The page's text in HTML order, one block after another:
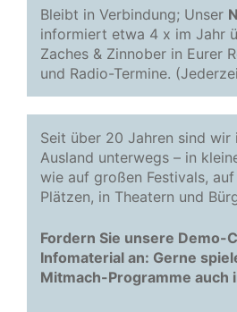
Bleibt in Verbindung; Unser
informiert etwa 4 x im Jahr
Zaches & Zinnober in Eurer
und Radio-Termine.
Seit über 20 Jahren sind wir
Ausland unterwegs – in
wie auf großen Festivals,
Plätzen, in Theatern und
Fordern Sie unsere Demo-
Infomaterial an: Gerne
Mitmach-Programme auch